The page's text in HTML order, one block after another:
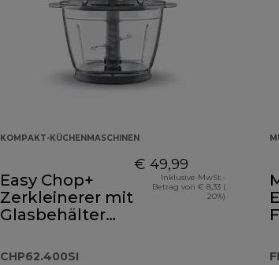
KOMPAKT-KÜCHENMASCHINEN
Easy Chop+
Zerkleinerer mit
Glasbehälter
CHP62.400SI
€ 49,99
Inklusive MwSt.-
Betrag von € 8,33 (
20%)